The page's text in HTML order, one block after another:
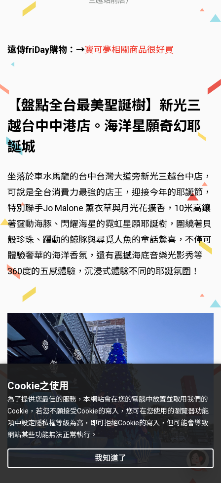
遠傳friDay購物：→寶可夢相關商品很好買
【盤點全台最美聖誕樹】新光三
越台中中港店。海洋星願奇幻耶
誕城
坐落於車水馬龍的台中台灣大道旁新光三越台中店，
可說是全台消費力最強的店王，迎接今年的耶誕節，
特別聯手Jo Malone 薰衣草與月光花擴香，10米高鑲
著靈動海豚、閃耀海星的霓虹星願耶誕樹，圍繞著貝
殼珍珠、躍動的鯨豚與尋覓人魚的童話驚喜，不僅可
體驗奢華的海洋香氛，還有震撼海底音樂光影秀等
360度的五感體驗，沉浸式體驗不同的耶誕氛圍！
Cookie之使用
為了提供您最佳的服務，本網站會在您的電腦中放置並取用我們的
Cookie，若您不願接受Cookie的寫入，您可在您使用的瀏覽器功能
項中設定隱私權等級為高，即可拒絕Cookie的寫入，但可能會導致
網站某些功能無法正常執行。
我知道了